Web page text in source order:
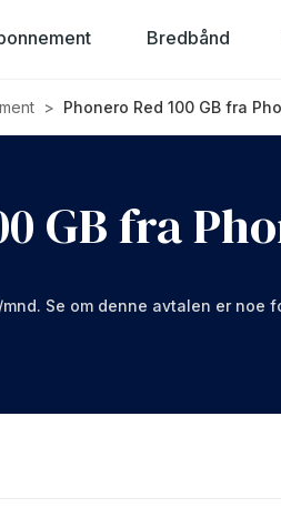
Bredbånd
> Phonero Red 100 GB fra
GB fra
Se om denne avtalen er noe